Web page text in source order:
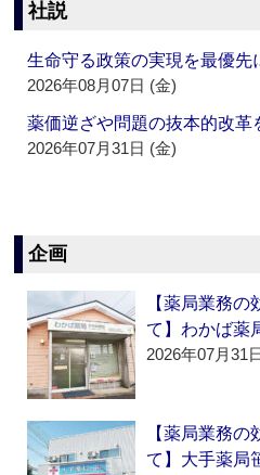
社説
生命守る政策の実現を最優先
2026年08月07日 (金)
薬価逆ざや問題の抜本的改革
2026年07月31日 (金)
企画
【薬局業務
て】わかば薬
2026年07月31
【薬局業務
て】大手薬局